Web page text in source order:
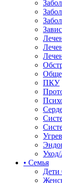
ПКУ
• Семья